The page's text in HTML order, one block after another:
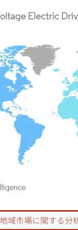
の表示が必要です。